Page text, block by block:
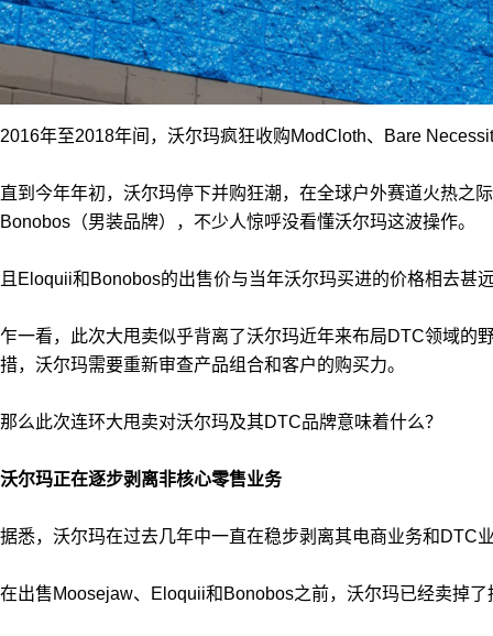
2016年至2018年间，沃尔玛疯狂收购ModCloth、Bare
直到今年年初，沃尔玛停下并购狂潮，在全球户外赛道火热
Bonobos（男装品牌），不少人惊呼没看懂沃尔玛这波操作。
且Eloquii和Bonobos的出售价与当年沃尔玛买进的价格相去
乍一看，此次大甩卖似乎背离了沃尔玛近年来布局DTC领域的
措，沃尔玛需要重新审查产品组合和客户的购买力。
那么此次连环大甩卖对沃尔玛及其DTC品牌意味着什么？
沃尔玛正在逐步剥离非核心零售业务
据悉，沃尔玛在过去几年中一直在稳步剥离其电商业务和DTC
在出售Moosejaw、Eloquii和Bonobos之前，沃尔玛已经卖掉